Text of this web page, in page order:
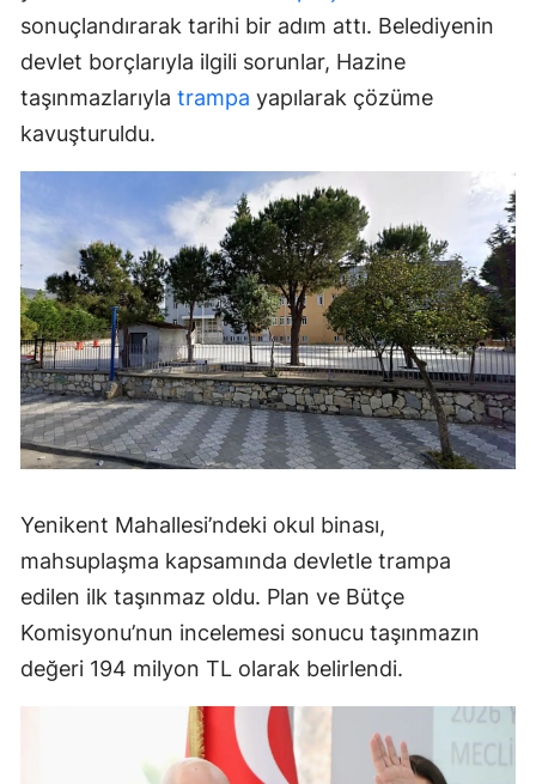
sonuçlandırarak tarihi bir adım attı. Belediyenin
devlet borçlarıyla ilgili sorunlar, Hazine
taşınmazlarıyla trampa yapılarak çözüme
kavuşturuldu.
Yenikent Mahallesi’ndeki okul binası,
mahsuplaşma kapsamında devletle trampa
edilen ilk taşınmaz oldu. Plan ve Bütçe
Komisyonu’nun incelemesi sonucu taşınmazın
değeri 194 milyon TL olarak belirlendi.